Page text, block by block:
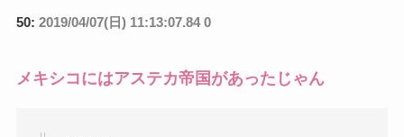
50: 2019/04/07(日) 11:13:07.84 0
メキシコにはアステカ帝国があったじゃん